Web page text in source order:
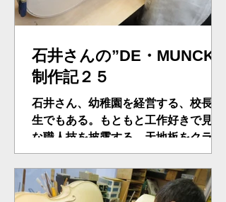
石井さんの”DE・MUNCK"
制作記２５
石井さん、幼稚園を経営する、校長先
生でもある。もともと工作好きで見事
な職人技を披露する。天地板をクラン
プで止め、見事なホワイトムンクの完
成である。さて、さらに難関、ネック
の取り付けである。１４０mmX３２